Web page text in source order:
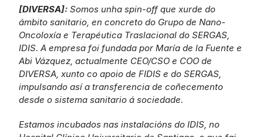
[DIVERSA]: Somos unha spin-off que xurde do
ámbito sanitario, en concreto do Grupo de Nano-
Oncoloxía e Terapéutica Traslacional do SERGAS,
IDIS. A empresa foi fundada por María de la Fuente e
Abi Vázquez, actualmente CEO/CSO e COO de
DIVERSA, xunto co apoio de FIDIS e do SERGAS,
impulsando así a transferencia de coñecemento
desde o sistema sanitario á sociedade.
Estamos incubados nas instalacións do IDIS, no